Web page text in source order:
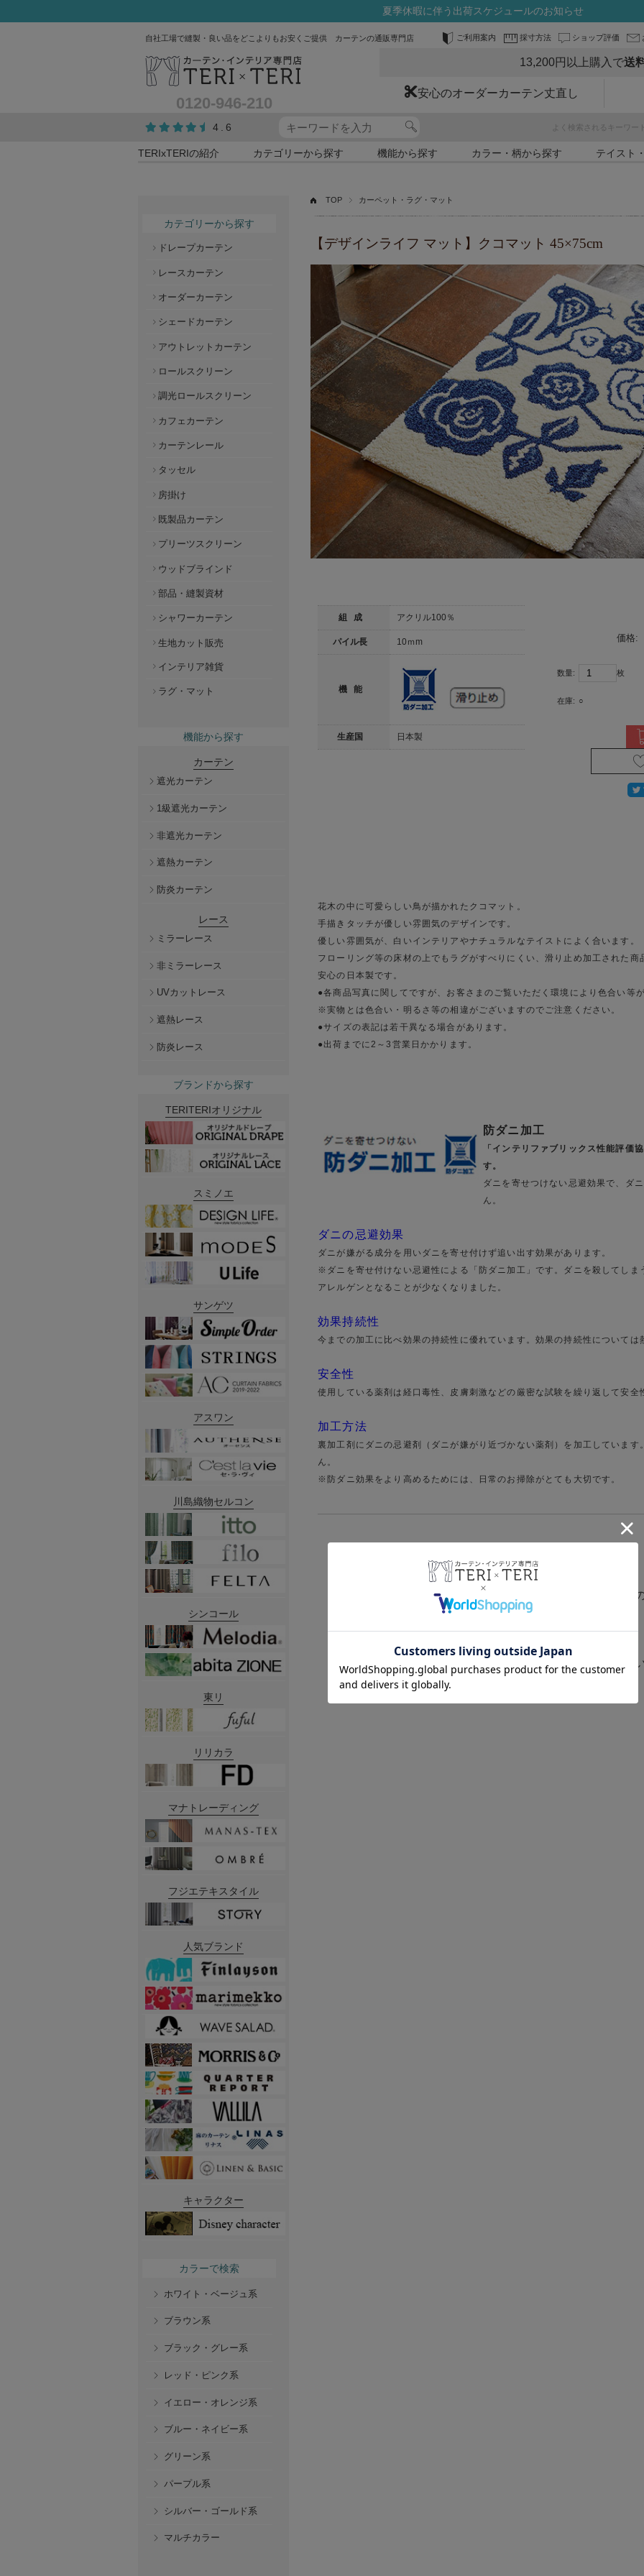
夏季休暇に伴う出荷スケジュールのお知らせ
自社工場で縫製・良い品をどこよりもお安くご提供 カーテンの通販専門店 ご利用案内 採寸方法 ショップ評価
0120-946-210
13,200円以上購入で送
安心のオーダーカーテン丈直し
4.6 よく検索されるキーワー
TERIxTERIの紹介 カテゴリーから探す 機能から探す カラー・柄から探す テイスト
TOP カーペット・ラグ・マット
【デザインライフ マット】クコマット 45×75cm
価格:
数量: 枚
在庫: ○
花木の中に可愛らしい鳥が描かれたクコマット。
手描きタッチが優しい雰囲気のデザインです。
優しい雰囲気が、白いインテリアやナチュラルなテイストによく合います。
フローリング等の床材の上でもラグがすべりにくい、滑り止め加工された商
安心の日本製です。
●各商品写真に関してですが、お客さまのご覧いただく環境により色合い等
※実物とは色合い・明るさ等の相違がございますのでご注意ください。
●サイズの表記は若干異なる場合があります。
●出荷までに2～3営業日かかります。
防ダニ加工
「インテリファブリックス性能評価
す。
ダニを寄せつけない忌避効果で、ダ
ん。
ダニの忌避効果
ダニが嫌がる成分を用いダニを寄せ付けず追い出す効果があります。
※ダニを寄せ付けない忌避性による「防ダニ加工」です。ダニを殺してし
アレルゲンとなることが少なくなりました。
効果持続性
今までの加工に比べ効果の持続性に優れています。効果の持続性について
安全性
使用している薬剤は経口毒性、皮膚刺激などの厳密な試験を繰り返して安
加工方法
裏加工剤にダニの忌避剤（ダニが嫌がり近づかない薬剤）を加工していま
ん。
※防ダニ効果をより高めるためには、日常のお掃除がとても大切です。
組 成 アクリル100％
パイル長 10ｍm
機 能
生産国 日本製
防ダニ加工
「インテリファブリックス性能評価協議会」
滑り止め
フローリングなどの床材上で使用していただ
を施した製品です。
カテゴリーから探す
ドレープカーテン
レースカーテン
オーダーカーテン
シェードカーテン
アウトレットカーテン
ロールスクリーン
調光ロールスクリーン
カフェカーテン
カーテンレール
タッセル
房掛け
既製品カーテン
プリーツスクリーン
ウッドブラインド
部品・縫製資材
シャワーカーテン
生地カット販売
インテリア雑貨
ラグ・マット
機能から探す
カーテン
遮光カーテン
1級遮光カーテン
非遮光カーテン
遮熱カーテン
防炎カーテン
レース
ミラーレース
非ミラーレース
UVカットレース
遮熱レース
防炎レース
ブランドから探す
TERITERIオリジナル
スミノエ
サンゲツ
アスワン
川島織物セルコン
シンコール
東リ
リリカラ
マナトレーディング
フジエテキスタイル
人気ブランド
キャラクター
カラーで検索
ホワイト・ベージュ系
ブラウン系
ブラック・グレー系
レッド・ピンク系
イエロー・オレンジ系
ブルー・ネイビー系
グリーン系
パープル系
シルバー・ゴールド系
マルチカラー